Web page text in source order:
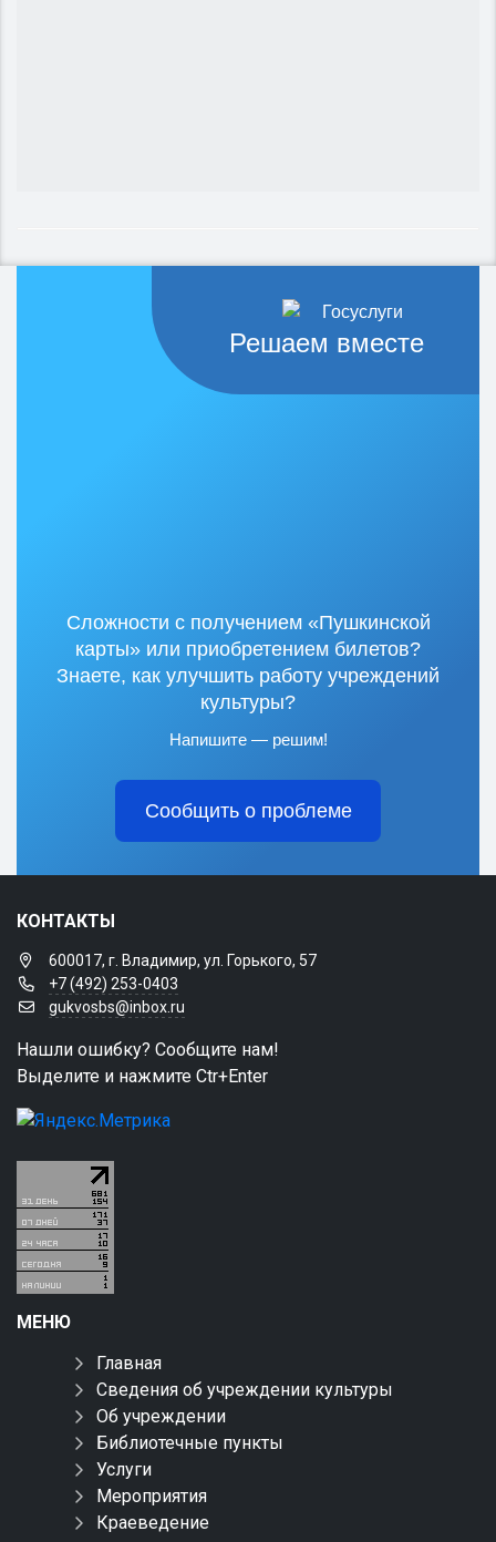
Решаем вместе
Сложности с получением «Пушкинской
карты» или приобретением билетов?
Знаете, как улучшить работу учреждений
культуры?
Напишите — решим!
Сообщить о проблеме
КОНТАКТЫ
600017, г. Владимир, ул. Горького, 57
+7 (492) 253-0403
gukvosbs@inbox.ru
Нашли ошибку? Сообщите нам!
Выделите и нажмите Ctr+Enter
МЕНЮ
Главная
Сведения об учреждении культуры
Об учреждении
Библиотечные пункты
Услуги
Мероприятия
Краеведение